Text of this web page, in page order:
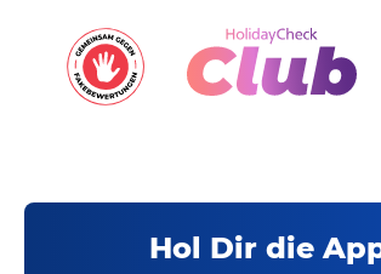
Hol Dir die